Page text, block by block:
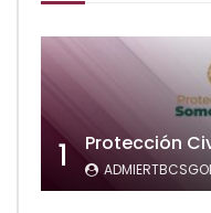
1 Protección